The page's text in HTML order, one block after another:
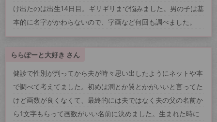
け出たのは出生14日目。ギリギリまで悩みました。男の子は基
本的に名字がかわらないので、字画など何回も調べました。
ららぽーと大好き さん
健診で性別が判ってから夫が時々思い出したようにネットや本
で調べて考えてました。初めは潤とか翼とかがいいと言ってた
けど画数が良くなくて、最終的には夫ではなく夫の父の名前か
ら1文字もらって画数がいい名前に決めました。生まれた時に